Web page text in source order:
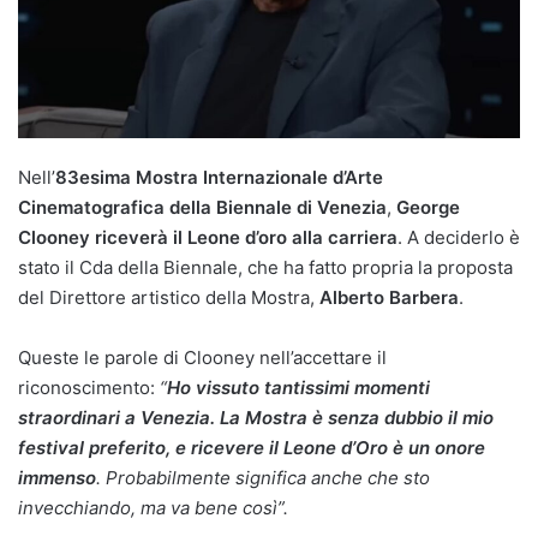
Nell’83esima Mostra Internazionale d’Arte
Cinematografica della Biennale di Venezia, George
Clooney riceverà il Leone d’oro alla carriera. A deciderlo è
stato il Cda della Biennale, che ha fatto propria la proposta
del Direttore artistico della Mostra, Alberto Barbera.
Queste le parole di Clooney nell’accettare il
riconoscimento: “Ho vissuto tantissimi momenti
straordinari a Venezia. La Mostra è senza dubbio il mio
festival preferito, e ricevere il Leone d’Oro è un onore
immenso. Probabilmente significa anche che sto
invecchiando, ma va bene così”.